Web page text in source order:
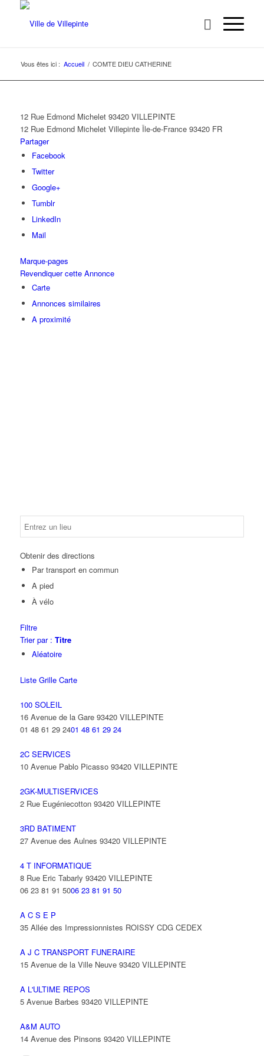
Vous êtes ici : Accueil / COMTE DIEU CATHERINE
12 Rue Edmond Michelet 93420 VILLEPINTE
12 Rue Edmond Michelet Villepinte Île-de-France 93420 FR
Partager
Facebook
Twitter
Google+
Tumblr
LinkedIn
Mail
Marque-pages
Revendiquer cette Annonce
Carte
Annonces similaires
A proximité
Obtenir des directions
Par transport en commun
A pied
À vélo
Filtre
Trier par : Titre
Aléatoire
Liste Grille Carte
100 SOLEIL
16 Avenue de la Gare 93420 VILLEPINTE
01 48 61 29 2401 48 61 29 24
2C SERVICES
10 Avenue Pablo Picasso 93420 VILLEPINTE
2GK-MULTISERVICES
2 Rue Eugéniecotton 93420 VILLEPINTE
3RD BATIMENT
27 Avenue des Aulnes 93420 VILLEPINTE
4 T INFORMATIQUE
8 Rue Eric Tabarly 93420 VILLEPINTE
06 23 81 91 5006 23 81 91 50
A C S E P
35 Allée des Impressionnistes ROISSY CDG CEDEX
A J C TRANSPORT FUNERAIRE
15 Avenue de la Ville Neuve 93420 VILLEPINTE
A L'ULTIME REPOS
5 Avenue Barbes 93420 VILLEPINTE
A&M AUTO
14 Avenue des Pinsons 93420 VILLEPINTE